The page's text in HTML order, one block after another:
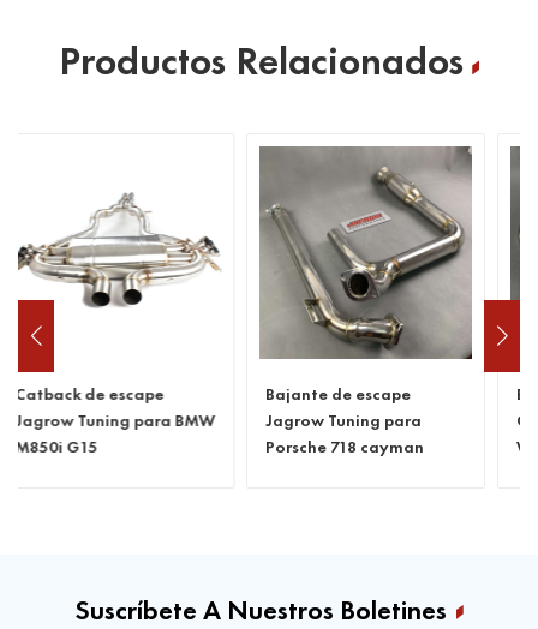
Productos Relacionados
Bajante de escape
Jagrow Tuning para
Porsche 718 cayman
Bajante de escape
Catless para Benz C63
W205
Suscríbete A Nuestros Boletines